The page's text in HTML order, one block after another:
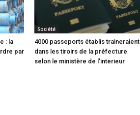
: la
par
Société
4000 passeports établis traineraient
dans les tiroirs de la préfecture
selon le ministère de l’interieur